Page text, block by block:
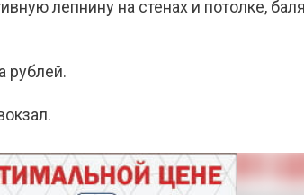
лепнину на стенах и потолке,
рублей.